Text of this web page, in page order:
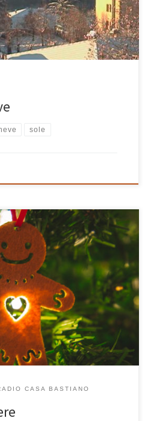
e rischiosa […]
sole
portatore della sua
grandi e piccoli. Ed eccola qua
(come Babbo Natale), la stra-
Radio Casa Bastiano. Per allietare
buona […]
CASA BASTIANO